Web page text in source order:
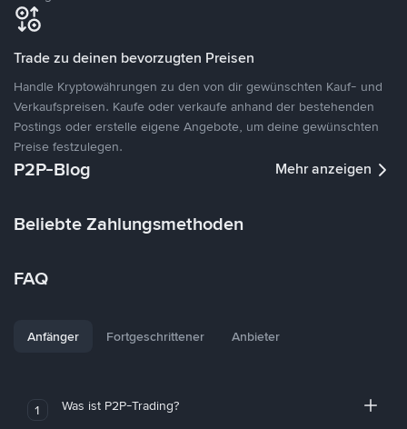
Trade zu deinen bevorzugten Preisen
Handle Kryptowährungen zu den von dir gewünschten Kauf- und
Verkaufspreisen. Kaufe oder verkaufe anhand der bestehenden
Postings oder erstelle eigene Angebote, um deine gewünschten
Preise festzulegen.
P2P-Blog Mehr anzeigen
Beliebte Zahlungsmethoden
FAQ
Anfänger Fortgeschrittener Anbieter
1 Was ist P2P-Trading?